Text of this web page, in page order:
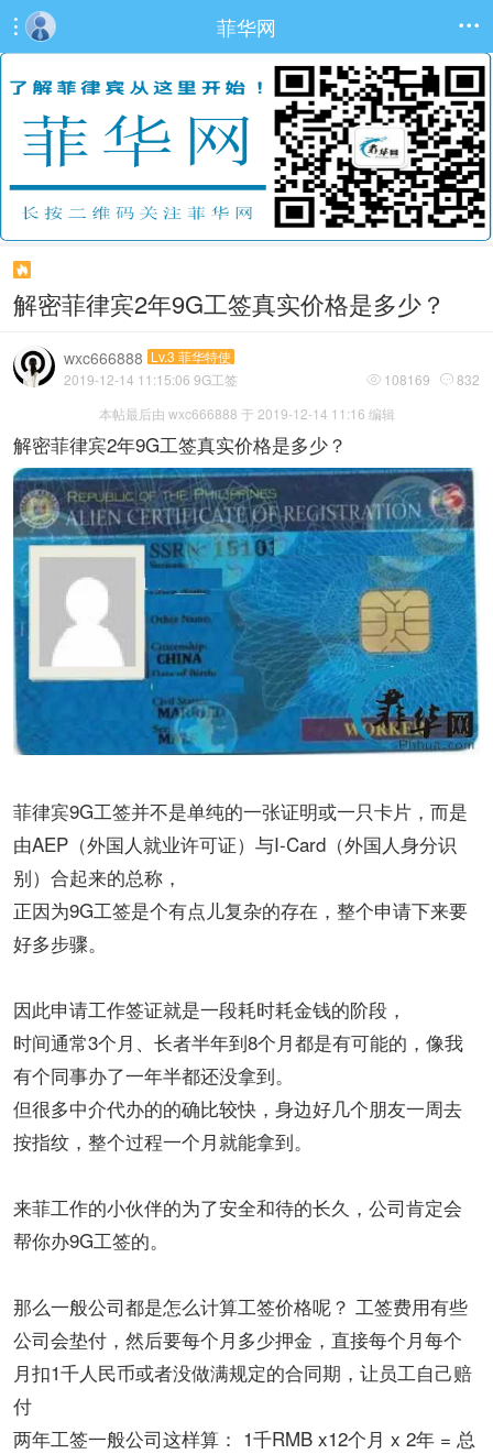
 菲华网 

解密菲律宾2年9G工签真实价格是多少？
wxc666888 Lv.3 菲华特使
 108169  832
2019-12-14 11:15:06 9G工签
本帖最后由 wxc666888 于 2019-12-14 11:16 编辑
解密菲律宾2年9G工签真实价格是多少？
菲律宾9G工签并不是单纯的一张证明或一只卡片，而是
由AEP（外国人就业许可证）与I-Card（外国人身分识
别）合起来的总称，
正因为9G工签是个有点儿复杂的存在，整个申请下来要
好多步骤。
因此申请工作签证就是一段耗时耗金钱的阶段，
时间通常3个月、长者半年到8个月都是有可能的，像我
有个同事办了一年半都还没拿到。
但很多中介代办的的确比较快，身边好几个朋友一周去
按指纹，整个过程一个月就能拿到。
来菲工作的小伙伴的为了安全和待的长久，公司肯定会
帮你办9G工签的。
那么一般公司都是怎么计算工签价格呢？ 工签费用有些
公司会垫付，然后要每个月多少押金，直接每个月每个
月扣1千人民币或者没做满规定的合同期，让员工自己赔
付
两年工签一般公司这样算： 1千RMB x12个月 x 2年 = 总